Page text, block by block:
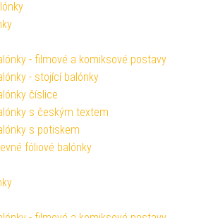
- filmové a komiksové postavy
- stojící balónky
číslice
s českým textem
s potiskem
fóliové balónky